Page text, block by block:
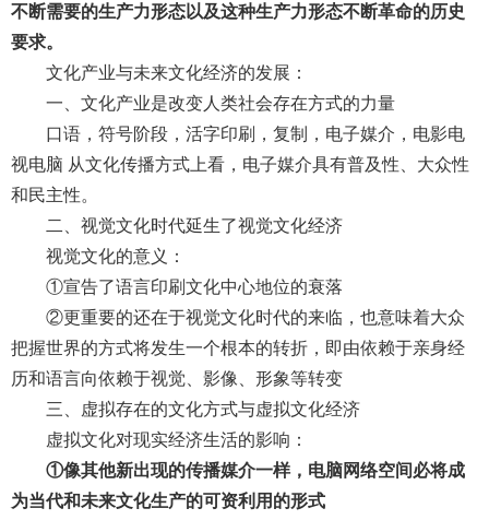
不断需要的生产力形态以及这种生产力形态不断革命的历史
要求。
文化产业与未来文化经济的发展：
一、文化产业是改变人类社会存在方式的力量
口语，符号阶段，活字印刷，复制，电子媒介，电影电
视电脑 从文化传播方式上看，电子媒介具有普及性、大众性
和民主性。
二、视觉文化时代延生了视觉文化经济
视觉文化的意义：
①宣告了语言印刷文化中心地位的衰落
②更重要的还在于视觉文化时代的来临，也意味着大众
把握世界的方式将发生一个根本的转折，即由依赖于亲身经
历和语言向依赖于视觉、影像、形象等转变
三、虚拟存在的文化方式与虚拟文化经济
虚拟文化对现实经济生活的影响：
①像其他新出现的传播媒介一样，电脑网络空间必将成
为当代和未来文化生产的可资利用的形式